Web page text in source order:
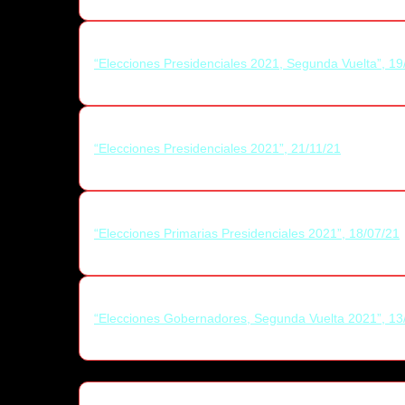
“Elecciones Presidenciales 2021, Segunda Vuelta”,
“Elecciones Presidenciales 2021”, 21/11/21
“Elecciones Primarias Presidenciales 2021”, 18/07/21
“Elecciones Gobernadores, Segunda Vuelta 2021”,